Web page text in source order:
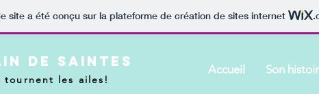
site a été conçu sur la plateforme de création de sites internet
de saintes
tournent les ailes!
Accueil Son